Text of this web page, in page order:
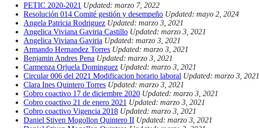
PETIC 2020-2021 Updated: marzo 7, 2022
Resolución 014 Comité gestión y desempeño Updated: mayo 2, 2024
Angela Patricia Rodriguez Updated: marzo 3, 2021
Angelica Viviana Gaviria Castillo Updated: marzo 3, 2021
Angelica Viviana Gaviria Updated: marzo 3, 2021
Armando Hernandez Torres Updated: marzo 3, 2021
Benjamin Andres Pena Updated: marzo 3, 2021
Carmenza Orjuela Dominguez Updated: marzo 3, 2021
Circular 006 del 2021 Modificacion horario laboral Updated: marzo 3, 2021
Clara Ines Quintero Torres Updated: marzo 3, 2021
Cobro coactivo 17 de diciembre 2020 Updated: marzo 3, 2021
Cobro coactivo 21 de enero 2021 Updated: marzo 3, 2021
Cobro coactivo Vigencia 2018 Updated: marzo 3, 2021
Daniel Stiven Mogollon Quintero II Updated: marzo 3, 2021